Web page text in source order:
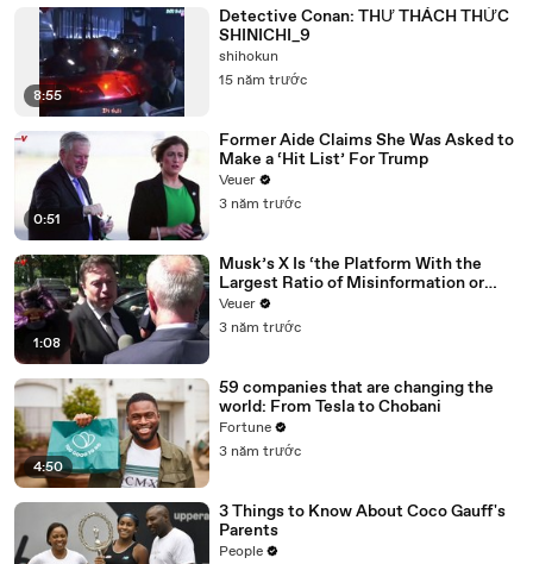
8:55
Detective Conan: THƯ THÁCH THỨC
SHINICHI_9
shihokun
15 năm trước
0:51
Former Aide Claims She Was Asked to
Make a ‘Hit List’ For Trump
Veuer
3 năm trước
1:08
Musk’s X Is ‘the Platform With the
Largest Ratio of Misinformation or
Disinformation’ Amongst All Social
Media Platforms
Veuer
3 năm trước
4:50
59 companies that are changing the
world: From Tesla to Chobani
Fortune
3 năm trước
3 Things to Know About Coco Gauff's
Parents
People